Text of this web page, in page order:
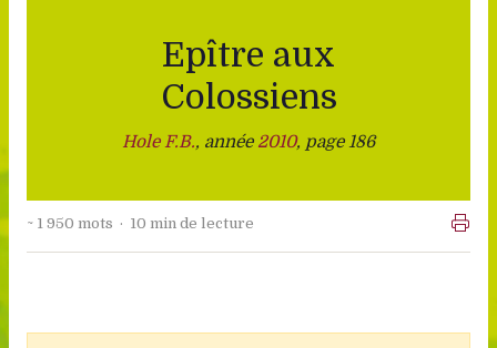
Epître aux
Colossiens
Hole F.B., année 2010, page 186
~ 1 950 mots · 10 min de lecture